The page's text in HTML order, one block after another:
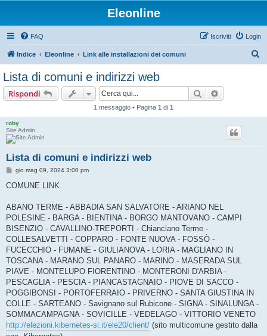
Eleonline
FAQ Login
Iscriviti
Indice Eleonline Link alle installazioni dei comuni
Lista di comuni e indirizzi web
Rispondi Cerca
1 messaggio • Pagina 1 di 1
roby
Site Admin
Lista di comuni e indirizzi web
M
s
g
i
o
gio mag 09, 2024 3:00 pm
COMUNE LINK
ABANO TERME - ABBADIA SAN SALVATORE - ARIANO NEL
POLESINE - BARGA - BIENTINA - BORGO MANTOVANO - CAMPI
BISENZIO - CAVALLINO-TREPORTI - Chianciano Terme -
COLLESALVETTI - COPPARO - FONTE NUOVA - FOSSÒ -
FUCECCHIO - FUMANE - GIULIANOVA - LORIA - MAGLIANO IN
TOSCANA - MARANO SUL PANARO - MARINO - MASERADA SUL
PIAVE - MONTELUPO FIORENTINO - MONTERONI D'ARBIA -
PESCAGLIA - PESCIA - PIANCASTAGNAIO - PIOVE DI SACCO -
POGGIBONSI - PORTOFERRAIO - PRIVERNO - SANTA GIUSTINA IN
COLLE - SARTEANO - Savignano sul Rubicone - SIGNA - SINALUNGA -
SOMMACAMPAGNA - SOVICILLE - VEDELAGO - VITTORIO VENETO
http://elezioni.kibernetes-si.it/ele20/client/ (sito multicomune gestito dalla